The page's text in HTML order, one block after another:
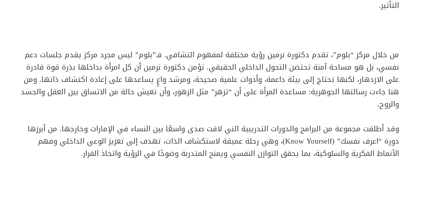
التأثير.
من خلال مركز “بلوم”، تقدم دكتورة نرمين رؤية مختلفة لمفهوم التشافي. فـ”بلوم” ليس مجرد مركز يقدم جلسات دعم
نفسي، بل هو مساحة آمنة تحتضن التحول الداخلي الحقيقي. تؤمن دكتورة نرمين أن كل امرأة بداخلها بذرة قوة قادرة
على الازدهار، لكنها تحتاج إلى بيئة داعمة، وأدوات علمية صحيحة، ومرشد واعٍ يساعدها على إعادة اكتشاف ذاتها. ومن
هنا جاءت رسالتها الجوهرية: مساعدة المرأة على أن “تزهر” مثل الزهور، وأن تعيش حالة من الاتساق بين العقل والجسد
والروح.
وقد أطلقت مجموعة من البرامج والدورات التدريبية التي لاقت صدى واسعًا بين النساء في الإمارات وخارجها. من أبرزها
دورة “اعرف نفسك” (Know Yourself)، وهي رحلة عميقة لاستكشاف الذات، تهدف إلى تعزيز الوعي الداخلي وفهم
الأنماط الفكرية والسلوكية، بما يحقق التوازن النفسي ويمنح المتدربة وضوحًا في الرؤية واتخاذ القرار.